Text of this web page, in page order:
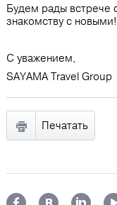
Будем рады встрече
знакомству с новыми!
С уважением,
SAYAMA Travel Group
Печатать